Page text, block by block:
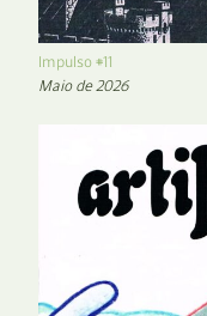
Impulso #11
Maio de 2026